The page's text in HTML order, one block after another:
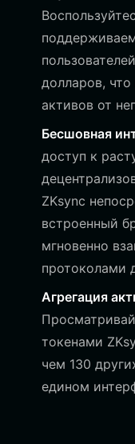
долларов,
активов от
Бесшовная
доступ к
ZKsync
встроенный
мгновенно
протоколами
Агрегация
токенами
чем 130
едином